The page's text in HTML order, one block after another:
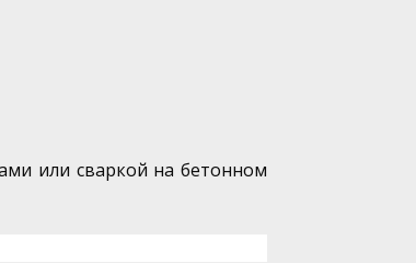
или сваркой на бетонном